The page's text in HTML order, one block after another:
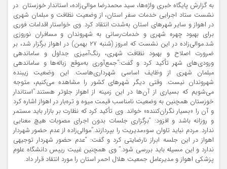
به گزارش پایگاه خبری واژه‌ها، سید محمدرضا موالی‌زاده، استاندار خوزستان در
نشست ستاد اجرایی خدمات سفر استان، از وضعیت نظافت و مبلمان شهری
در اهواز و سایر شهرهای استان به‌شدت انتقاد کرد. وی خواستار اقدامات فوری
برای بهبود چهره شهری و خدمات‌رسانی به شهروندان و مسافران نوروزی
شد.
موالی‌زاده در این نشست که امروز (شنبه ۲۷ بهمن) در اهواز برگزار شد، بر
ضرورت اصلاح و بهبود نظافت شهری، رنگ‌آمیزی جداول و ساماندهی
ورودی‌های شهر تأکید کرد و گفت:”جمع‌آوری به‌موقع زباله‌ها و ساماندهی
مبلمان شهری از وظایف اساسی شهرداری‌هاست. این وضعیت زیبنده
شهروندان نیست. وقتی دیگر شهرهای کشور را مشاهده می‌کنیم، متوجه
می‌شویم که بسیاری از آن‌ها در این زمینه از اهواز جلوتر هستند.”استاندار
خوزستان همچنین به وضعیت نامناسب قیمت میوه و تره‌بار در اهواز اشاره کرد
و آن را «بسیار نگران‌کننده» خواند. وی تأکید کرد که نظارت بر بازار باید مستمر
و روزانه باشد و افزود: “برگزاری جلسات بدون اجرای مصوبات هیچ معنایی
ندارد. مردم نباید تاوان سوءمدیریت را بپردازند.”موالی‌زاده از عدم حضور شهردار
اهواز در این جلسه ابراز نارضایتی کرد و گفت: “عدم حضور شهردار توجیهی
ندارد و این مسیله باید بررسی شود.” وی همچنین غیبت رییس دانشگاه علوم
پزشکی اهواز و مدیرعامل جمعیت هلال احمر استان را مورد انتقاد قرار داد.